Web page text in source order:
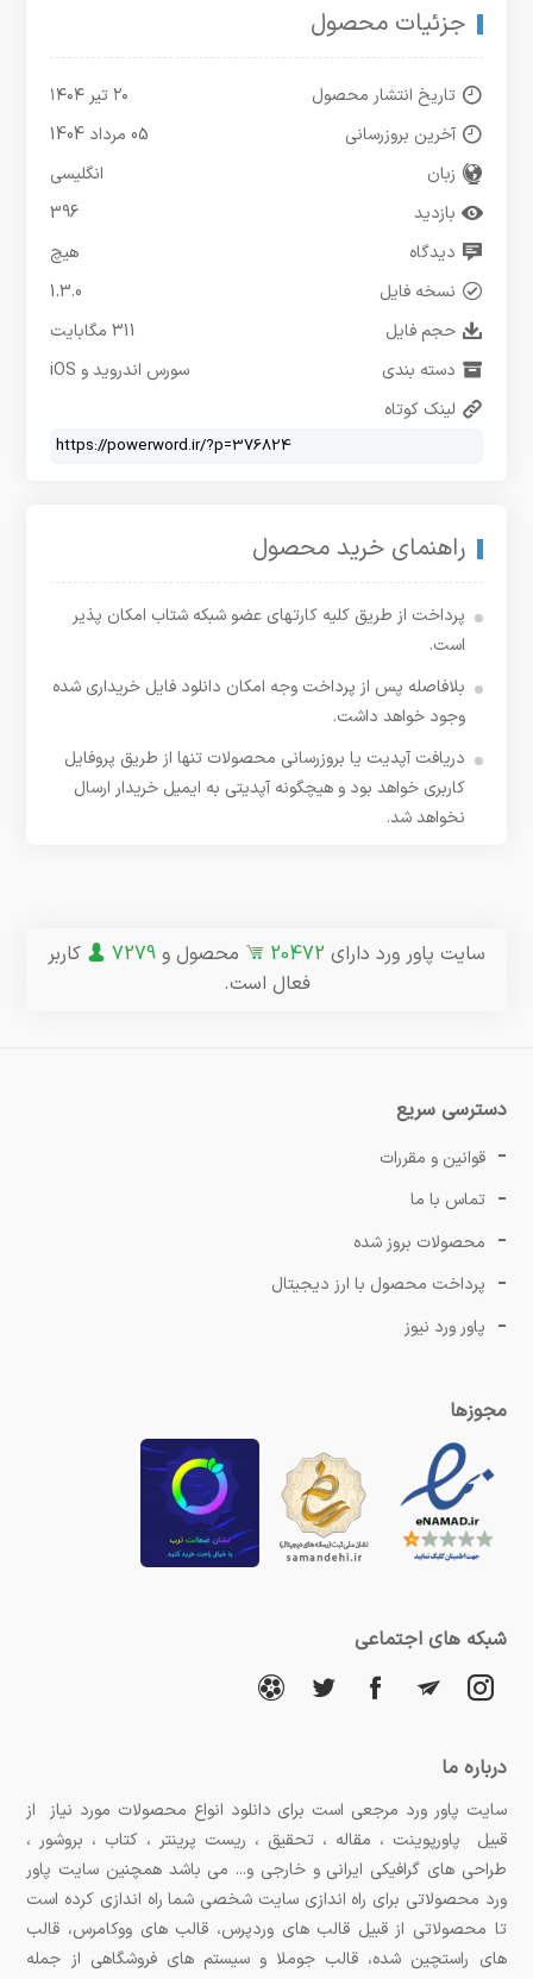
جزئیات محصول
تاریخ انتشار محصول
۲۰ تیر ۱۴۰۴
آخرین بروزرسانی
05 مرداد 1404
زبان
انگلیسی
بازدید
396
دیدگاه
هیچ
نسخه فایل
1.3.0
حجم فایل
311 مگابایت
دسته بندی
سورس اندروید و iOS
لینک کوتاه
راهنمای خرید محصول
پرداخت از طریق کلیه کارتهای عضو شبکه شتاب امکان پذیر
است.
بلافاصله پس از پرداخت وجه امکان دانلود فایل خریداری شده
وجود خواهد داشت.
دریافت آپدیت یا بروزرسانی محصولات تنها از طریق پروفایل
کاربری خواهد بود و هیچگونه آپدیتی به ایمیل خریدار ارسال
نخواهد شد.
سایت پاور ورد دارای 20472 محصول و 7279
کاربر
فعال است.
دسترسی سریع
قوانین و مقررات
تماس با ما
محصولات بروز شده
پرداخت محصول با ارز دیجیتال
پاور ورد نیوز
مجوزها
شبکه های اجتماعی
درباره ما
سایت پاور ورد مرجعی است برای دانلود انواع محصولات مورد نیاز از
قبیل پاورپوینت ، مقاله ، تحقیق ، ریست پرینتر ، کتاب ، بروشور ،
طراحی های گرافیکی ایرانی و خارجی و... می باشد همچنین سایت پاور
ورد محصولاتی برای راه اندازی سایت شخصی شما راه اندازی کرده است
تا محصولاتی از قبیل قالب های وردپرس، قالب های ووکامرس، قالب
های راستچین شده، قالب جوملا و سیستم های فروشگاهی از جمله